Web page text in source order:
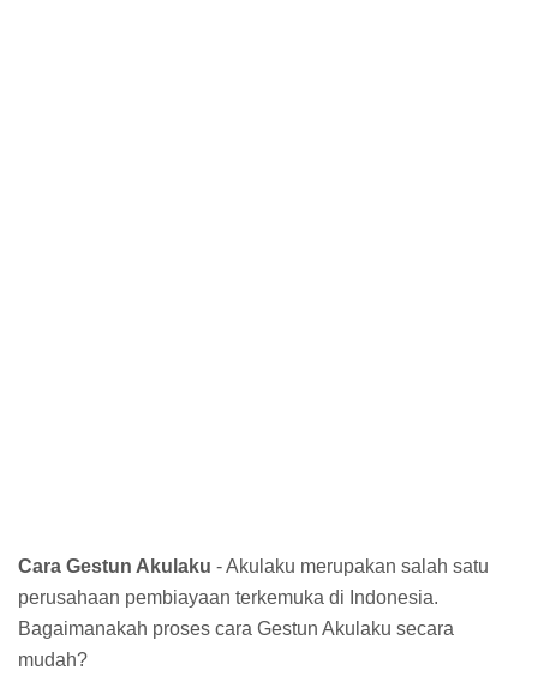
Cara Gestun Akulaku - Akulaku merupakan salah satu
perusahaan pembiayaan terkemuka di Indonesia.
Bagaimanakah proses cara Gestun Akulaku secara
mudah?